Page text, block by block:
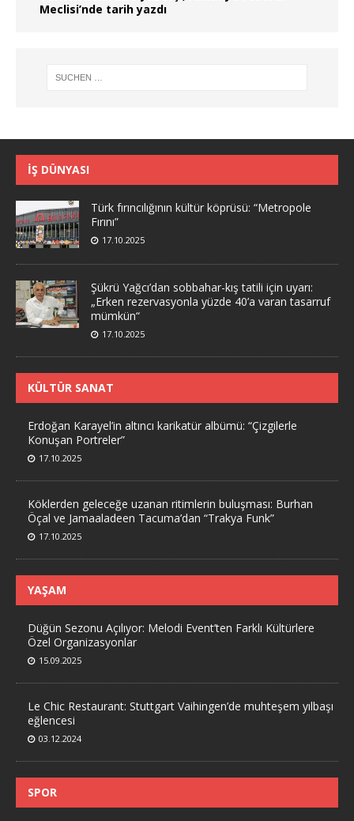
Meclisi’nde tarih yazdı
İŞ DÜNYASI
Türk fırıncılığının kültür köprüsü: “Metropole
Fırını”
17.10.2025
Şükrü Yağcı’dan sobbahar-kış tatili için uyarı:
„Erken rezervasyonla yüzde 40’a varan tasarruf
mümkün“
17.10.2025
KÜLTÜR SANAT
Erdoğan Karayel’in altıncı karikatür albümü: “Çizgilerle
Konuşan Portreler”
17.10.2025
Köklerden geleceğe uzanan ritimlerin buluşması: Burhan
Öçal ve Jamaaladeen Tacuma’dan “Trakya Funk”
17.10.2025
YAŞAM
Düğün Sezonu Açılıyor: Melodi Event’ten Farklı Kültürlere
Özel Organizasyonlar
15.09.2025
Le Chic Restaurant: Stuttgart Vaihingen’de muhteşem yılbaşı
eğlencesi
03.12.2024
SPOR